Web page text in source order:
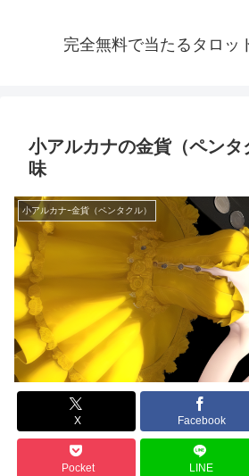
完全無料で当たるタロッ
小アルカナの金貨（ペンタ
味
小アルカナｰ金貨（ペンタクル）
X Facebook
Pocket LINE